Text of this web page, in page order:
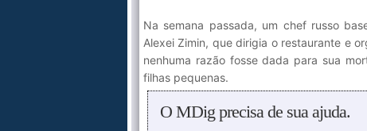
Na semana passada, um chef russo
Alexei Zimin, que dirigia o restaurante e
nenhuma razão fosse dada para sua
filhas pequenas.
O MDig precisa de sua ajuda.